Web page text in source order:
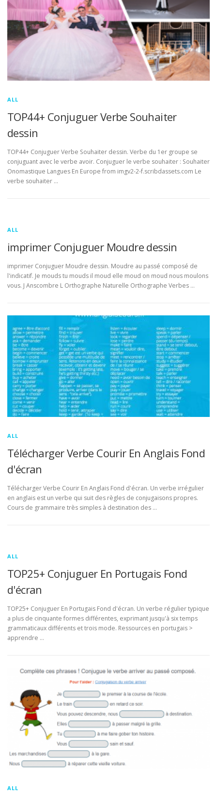
ALL
TOP44+ Conjuguer Verbe Souhaiter
dessin
TOP44+ Conjuguer Verbe Souhaiter dessin. Verbe du 1er groupe se
conjuguant avec le verbe avoir. Conjuguer le verbe souhaiter : Souhaiter
Onomastique Langues En Europe from imgv2-2-f.scribdassets.com Le
verbe souhaiter …
ALL
imprimer Conjuguer Moudre dessin
imprimer Conjuguer Moudre dessin. Moudre au passé composé de
l'indicatif. Je mouds tu mouds il moud elle moud on moud nous moulons
vous. J Anscombre L Orthographe Naturelle Orthographe Verbes …
ALL
Télécharger Verbe Courir En Anglais Fond
d'écran
Télécharger Verbe Courir En Anglais Fond d'écran. Un verbe irrégulier
en anglais est un verbe qui suit des règles de conjugaisons propres.
Cours de grammaire très simples à destination des …
ALL
TOP25+ Conjuguer En Portugais Fond
d'écran
TOP25+ Conjuguer En Portugais Fond d'écran. Un verbe régulier typique
a plus de cinquante formes différentes, exprimant jusqu'à six temps
grammaticaux différents et trois mode. Ressources en portugais >
apprendre …
ALL